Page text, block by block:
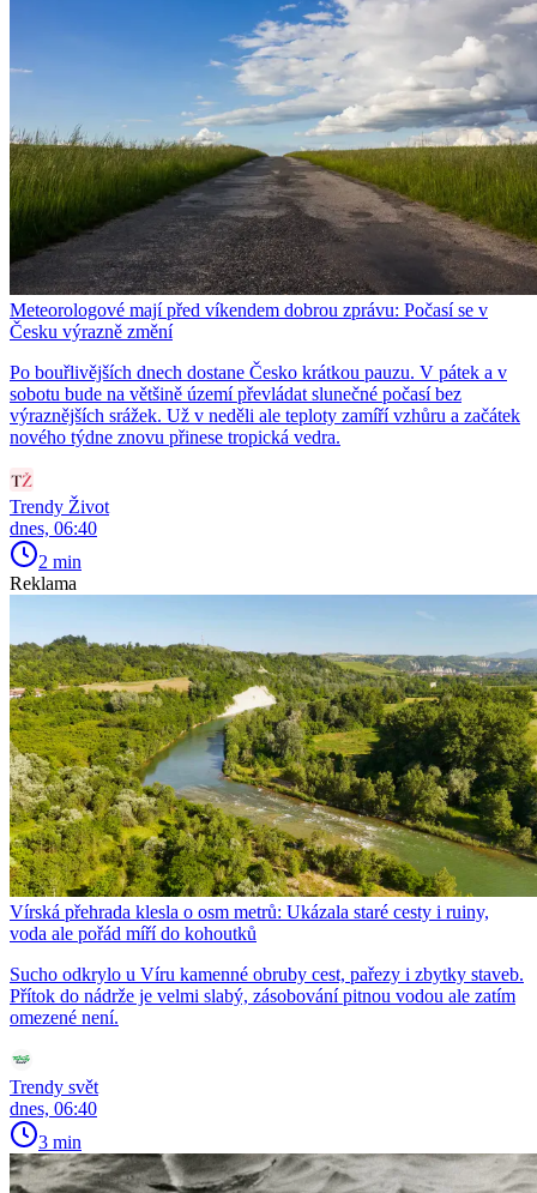
Meteorologové mají před víkendem dobrou zprávu: Počasí se v
Česku výrazně změní
Po bouřlivějších dnech dostane Česko krátkou pauzu. V pátek a v
sobotu bude na většině území převládat slunečné počasí bez
výraznějších srážek. Už v neděli ale teploty zamíří vzhůru a začátek
nového týdne znovu přinese tropická vedra.
Trendy Život
dnes, 06:40
2 min
Reklama
Vírská přehrada klesla o osm metrů: Ukázala staré cesty i ruiny,
voda ale pořád míří do kohoutků
Sucho odkrylo u Víru kamenné obruby cest, pařezy i zbytky staveb.
Přítok do nádrže je velmi slabý, zásobování pitnou vodou ale zatím
omezené není.
Trendy svět
dnes, 06:40
3 min